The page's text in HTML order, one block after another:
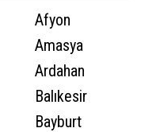
Afyon
Amasya
Ardahan
Balıkesir
Bayburt